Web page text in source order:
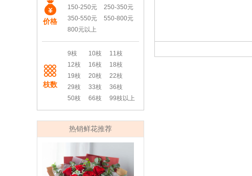
价格
150-250元
250-350元
350-550元
550-800元
800元以上
枝数
9枝 10枝
11枝
12枝
16枝
18枝
19枝
20枝
22枝
29枝
33枝
36枝
50枝
66枝 99枝以上
热销鲜花推荐